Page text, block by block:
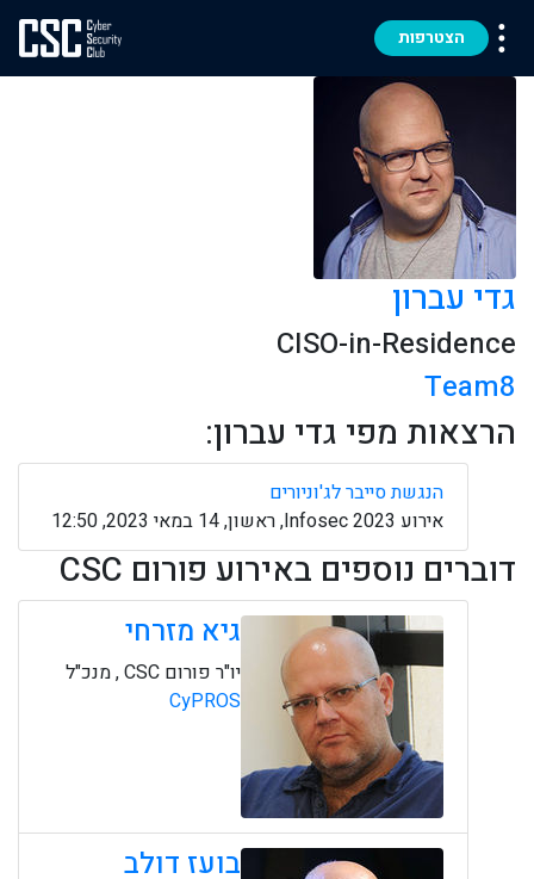
הצטרפות
גדי עברון
CISO-in-Residence
Team8
הרצאות מפי גדי עברון:
הנגשת סייבר לג'וניורים
אירוע Infosec 2023, ראשון, 14 במאי 2023, 12:50
דוברים נוספים באירוע פורום CSC
גיא מזרחי
יו"ר פורום CSC , מנכ"ל
CyPROS
בועז דולב